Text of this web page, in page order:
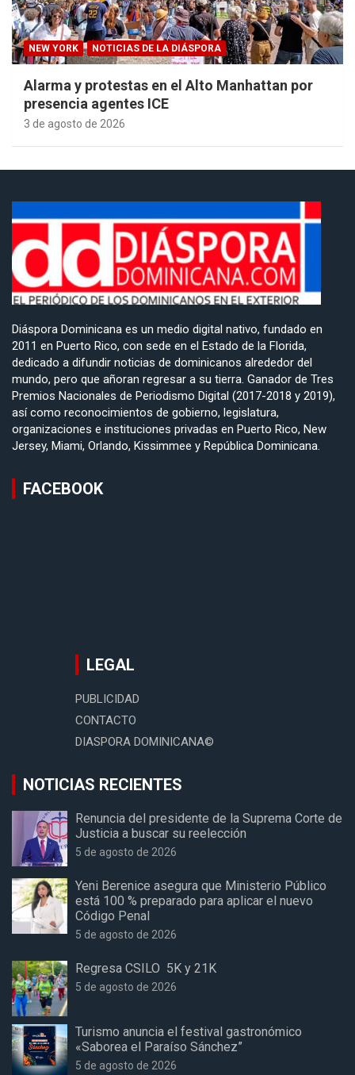
NEW YORK NOTICIAS DE LA DIÁSPORA
Alarma y protestas en el Alto Manhattan por
presencia agentes ICE
3 de agosto de 2026
Diáspora Dominicana es un medio digital nativo, fundado en
2011 en Puerto Rico, con sede en el Estado de la Florida,
dedicado a difundir noticias de dominicanos alrededor del
mundo, pero que añoran regresar a su tierra. Ganador de Tres
Premios Nacionales de Periodismo Digital (2017-2018 y 2019),
así como reconocimientos de gobierno, legislatura,
organizaciones e instituciones privadas en Puerto Rico, New
Jersey, Miami, Orlando, Kissimmee y República Dominicana.
FACEBOOK
LEGAL
PUBLICIDAD
CONTACTO
DIASPORA DOMINICANA©
NOTICIAS RECIENTES
Renuncia del presidente de la Suprema Corte de
Justicia a buscar su reelección
5 de agosto de 2026
Yeni Berenice asegura que Ministerio Público
está 100 % preparado para aplicar el nuevo
Código Penal
5 de agosto de 2026
Regresa CSILO 5K y 21K
5 de agosto de 2026
Turismo anuncia el festival gastronómico
«Saborea el Paraíso Sánchez”
5 de agosto de 2026